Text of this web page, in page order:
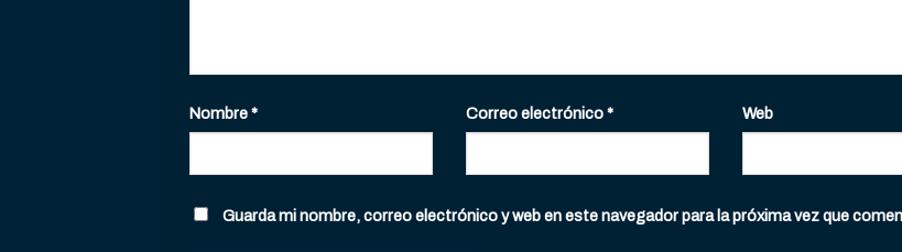
Nombre* Correo electrónico* Web
Guarda mi nombre, correo electrónico y web en este navegador para la próxima vez que